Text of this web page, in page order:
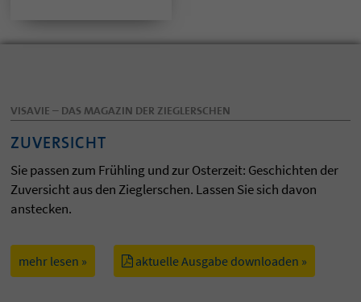
VISAVIE – DAS MAGAZIN DER ZIEGLERSCHEN
ZUVERSICHT
Sie passen zum Frühling und zur Osterzeit: Geschichten der
Zuversicht aus den Zieglerschen. Lassen Sie sich davon
anstecken.
mehr lesen » aktuelle Ausgabe downloaden »